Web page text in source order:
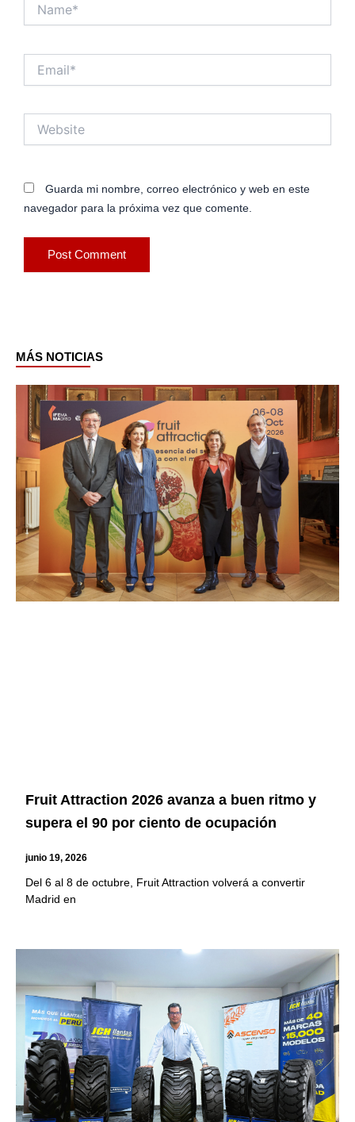
Guarda mi nombre, correo electrónico y web en este
navegador para la próxima vez que comente.
MÁS NOTICIAS
Fruit Attraction 2026 avanza a buen ritmo y
supera el 90 por ciento de ocupación
junio 19, 2026
Del 6 al 8 de octubre, Fruit Attraction volverá a convertir
Madrid en
PagePagePagePagePage Page